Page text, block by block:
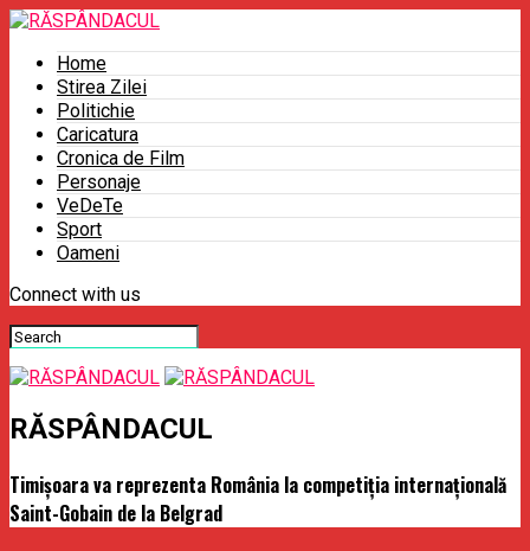
Home
Stirea Zilei
Politichie
Caricatura
Cronica de Film
Personaje
VeDeTe
Sport
Oameni
Connect with us
RĂSPÂNDACUL
Timișoara va reprezenta România la competiția internațională
Saint-Gobain de la Belgrad